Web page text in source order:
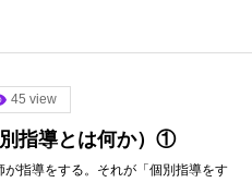
45 view
指導とは何か）①
指導をする。それが「個別指導をす